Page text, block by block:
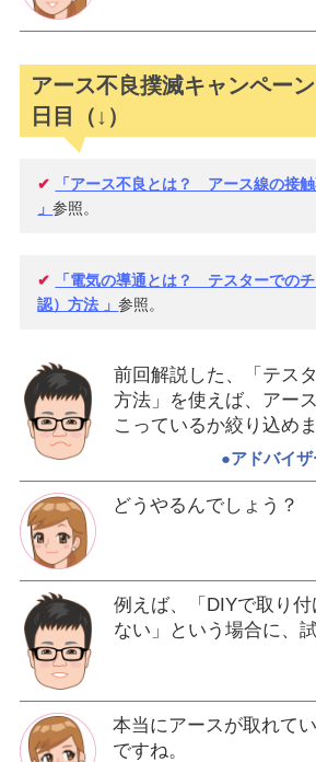
アース不良撲滅キャンペー
日目（↓）
✔
「アース不良とは？ アース線の接
」参照。
✔
「電気の導通とは？ テスターでの
認）方法 」参照。
前回解説した、「テス
方法」を使えば、アー
こっているか絞り込めま
●アドバイ
どうやるんでしょう？
例えば、「DIYで取り
ない」という場合に、
本当にアースが取れて
ですね。